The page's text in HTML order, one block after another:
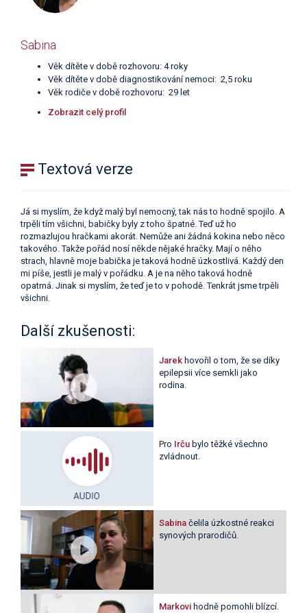
Sabina
Věk dítěte v době rozhovoru: 4 roky
Věk dítěte v době diagnostikování nemoci: 2,5 roku
Věk rodiče v době rozhovoru: 29 let
Zobrazit celý profil
Textová verze
Já si myslím, že když malý byl nemocný, tak nás to hodně spojilo. A
trpěli tím všichni, babičky byly z toho špatné. Teď už ho
rozmazlujou hračkami akorát. Nemůže ani žádná kokina nebo něco
takového. Takže pořád nosí někde nějaké hračky. Mají o něho
strach, hlavně moje babička je taková hodně úzkostlivá. Každý den
mi píše, jestli je malý v pořádku. A je na něho taková hodně
opatrná. Jinak si myslím, že teď je to v pohodě. Tenkrát jsme trpěli
všichni.
Další zkušenosti:
Jarekhovořil o tom, že se díky
epilepsii více semkli jako
rodina.
Pro Irču bylo těžké všechno
zvládnout.
Sabina čelila úzkostné reakci
synových prarodičů.
Markovi hodně pomohli blízcí.